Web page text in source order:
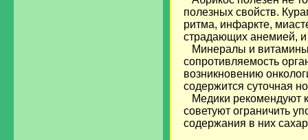
полезных свойств.
ритма, инфаркте,
страдающих анемией,
Минералы и
сопротивляемость
возникновению
содержится суточная
Медики рекомендуют
советуют ограничить
содержания в них